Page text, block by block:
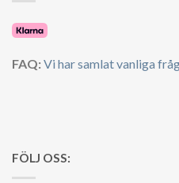
FAQ:Vi har samlat vanliga
FÖLJ OSS: